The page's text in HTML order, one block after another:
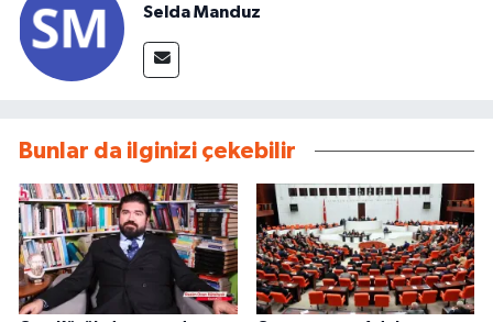
Selda Manduz
Bunlar da ilginizi çekebilir